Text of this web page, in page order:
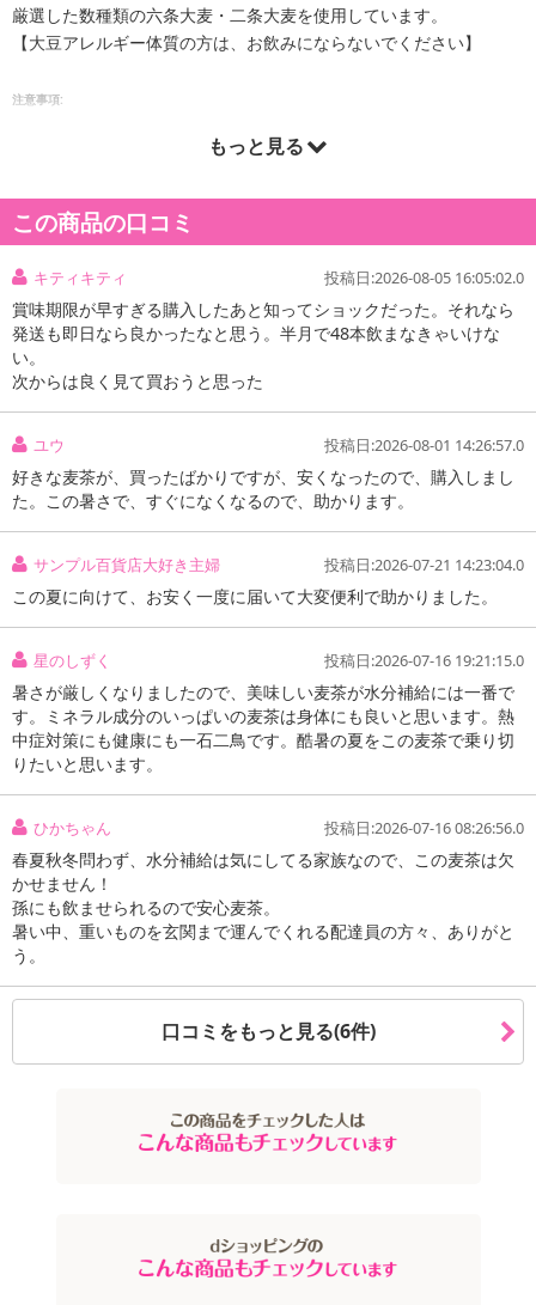
厳選した数種類の六条大麦・二条大麦を使用しています。
【大豆アレルギー体質の方は、お飲みにならないでください】
注意事項:
注意事項
【キャンセルについて】
※お申込み後のキャンセルはお受けできません。
記載されている内容を必ずご確認いただき、お届けする商品セット
にご納得いただきましたうえでお申し込みください。
※パッケージ変更や商品リニューアル(成分など含む)等により、参考
の掲載画像や画像内のバーコードなど、お届け商品と多少異なる場
合がございます。
また、[新たな加工食品の原料原産地表示制度]の経過措置期間の終
了により、商品詳細内に記載の原産国・原材料の表記が旧表記の場
合がございます。
あらかじめご了承いただいた上でお申込みください。なお、本理由
によるお申込み後のキャンセル・返品交換は対応いたしかねます。
【お支払いについて】
※送料はお試し費用に含まれております。
トの利用となります。
【発送・お届け・商品について】
※お申込み頂きました商品の同梱、お届けの日時指定はいたしかね
また、お届け日時のご指定は、お受けできません。宅配業者からの
もっと見る
この商品の口コミ
キティキティ 投稿日:2026-08-05 16:05:02.0
賞味期限が早すぎる購入したあと知ってショックだった。それなら
発送も即日なら良かったなと思う。半月で48本飲まなきゃいけな
い。
次からは良く見て買おうと思った
ユウ 投稿日:2026-08-01 14:26:57.0
好きな麦茶が、買ったばかりですが、安くなったので、購入しまし
た。この暑さで、すぐになくなるので、助かります。
サンプル百貨店大好き主婦 投稿日:2026-07-21 14:23:04.0
この夏に向けて、お安く一度に届いて大変便利で助かりました。
星のしずく 投稿日:2026-07-16 19:21:15.0
暑さが厳しくなりましたので、美味しい麦茶が水分補給には一番で
す。ミネラル成分のいっぱいの麦茶は身体にも良いと思います。熱
中症対策にも健康にも一石二鳥です。酷暑の夏をこの麦茶で乗り切
りたいと思います。
ひかちゃん 投稿日:2026-07-16 08:26:56.0
春夏秋冬問わず、水分補給は気にしてる家族なので、この麦茶は欠
かせません！
孫にも飲ませられるので安心麦茶。
暑い中、重いものを玄関まで運んでくれる配達員の方々、ありがと
う。
口コミをもっと見る(6件)